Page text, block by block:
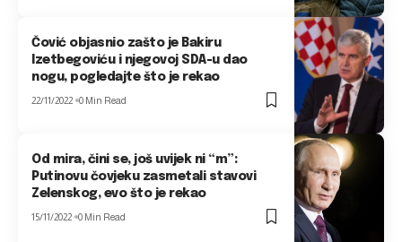
Čović objasnio zašto je Bakiru
Izetbegoviću i njegovoj SDA-u dao
nogu, pogledajte što je rekao
22/11/2022 0 Min Read
Od mira, čini se, još uvijek ni “m”:
Putinovu čovjeku zasmetali stavovi
Zelenskog, evo što je rekao
15/11/2022 0 Min Read